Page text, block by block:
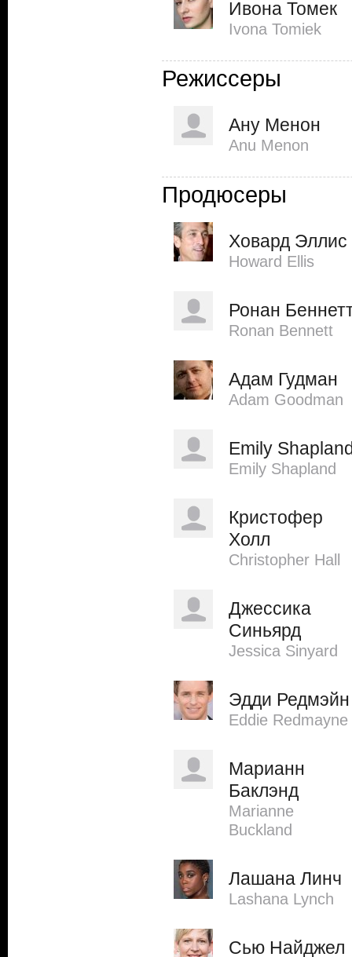
Ивона Томек
Ivona Tomiek
Режиссеры
Ану Менон
Anu Menon
Продюсеры
Ховард Эллис
Howard Ellis
Ронан
Ronan Bennett
Адам Гудман
Adam Goodman
Emily
Emily Shapland
Кристофер
Холл
Christopher Hall
Джессика
Синьярд
Jessica Sinyard
Эдди Редмэйн
Eddie Redmayne
Марианн
Баклэнд
Marianne
Buckland
Лашана Линч
Lashana Lynch
Сью Найджел